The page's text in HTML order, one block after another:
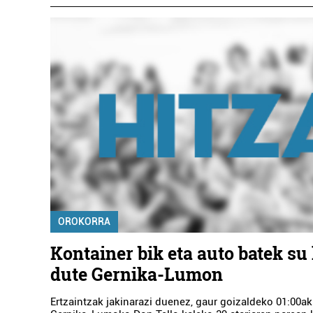
OROKORRA
Kontainer bik eta auto batek
dute Gernika-Lumon
Ertzaintzak jakinarazi duenez, gaur goizaldeko